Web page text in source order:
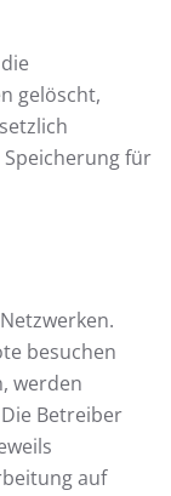
gelöscht,
für
besuchen
werden
Betreiber
auf